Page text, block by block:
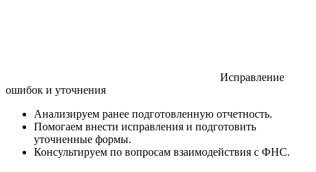
Исправление
ошибок и уточнения
Анализируем ранее подготовленную отчетность.
Помогаем внести исправления и подготовить
уточненные формы.
Консультируем по вопросам взаимодействия с ФНС.